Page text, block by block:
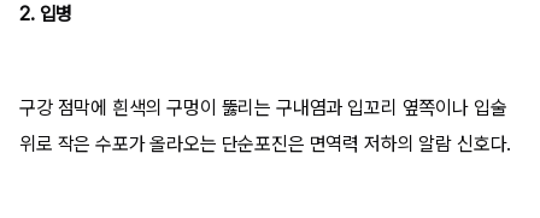
2. 입병
구강 점막에 흰색의 구멍이 뚫리는 구내염과 입꼬리 옆쪽이나 입술
위로 작은 수포가 올라오는 단순포진은 면역력 저하의 알람 신호다.